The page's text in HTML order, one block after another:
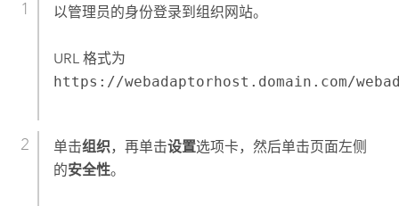
以管理员的身份登录到组织网站。
URL 格式为
https://webadaptorhost.domain.com/
单击组织，再单击设置选项卡，然后单击页面左侧
的安全性。